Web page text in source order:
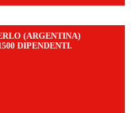
(ARGENTINA)
DIPENDENTI.